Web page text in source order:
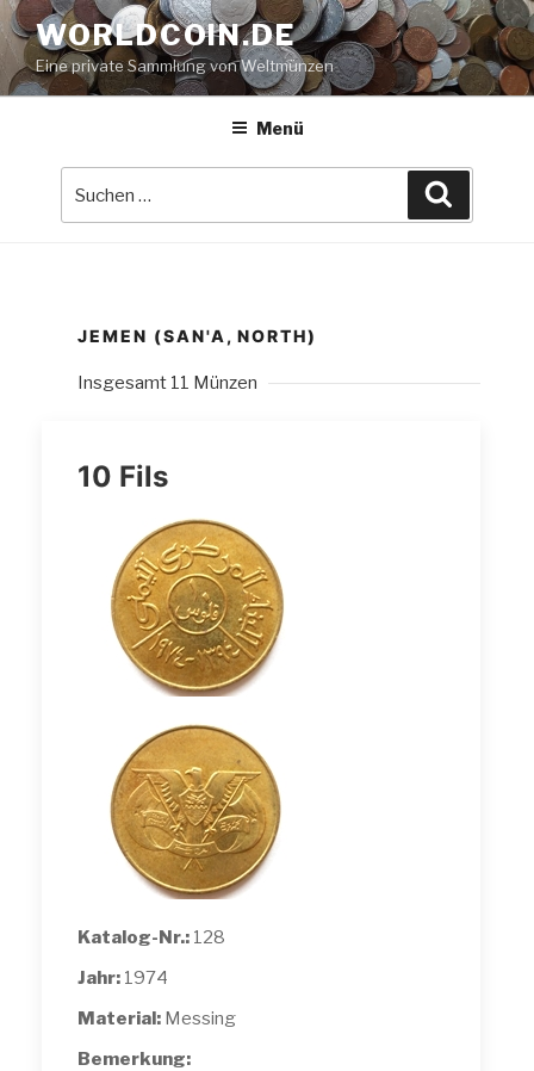
Zum
Inhalt
springen
WORLDCOIN.DE
Eine private Sammlung von Weltmünzen
Menü
JEMEN (SAN'A, NORTH)
Insgesamt 11 Münzen
10 Fils
Katalog-Nr.: 128
Jahr: 1974
Material: Messing
Bemerkung: